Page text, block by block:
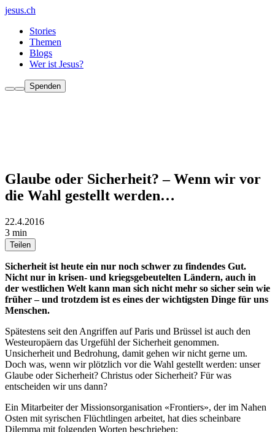
jesus.ch
Stories
Themen
Blogs
Wer ist Jesus?
Spenden
Glaube oder Sicherheit? – Wenn wir vor
die Wahl gestellt werden…
22.4.2016
3 min
Teilen
Sicherheit ist heute ein nur noch schwer zu findendes Gut.
Nicht nur in krisen- und kriegsgebeutelten Ländern, auch in
der westlichen Welt kann man sich nicht mehr so sicher sein wie
früher – und trotzdem ist es eines der wichtigsten Dinge für uns
Menschen.
Spätestens seit den Angriffen auf Paris und Brüssel ist auch den
Westeuropäern das Urgefühl der Sicherheit genommen.
Unsicherheit und Bedrohung, damit gehen wir nicht gerne um.
Doch was, wenn wir plötzlich vor die Wahl gestellt werden: unser
Glaube oder Sicherheit? Christus oder Sicherheit? Für was
entscheiden wir uns dann?
Ein Mitarbeiter der Missionsorganisation «Frontiers», der im Nahen
Osten mit syrischen Flüchtlingen arbeitet, hat dies scheinbare
Dilemma mit folgenden Worten beschrieben: